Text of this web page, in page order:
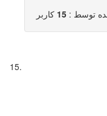
توسط : 15 کاربر